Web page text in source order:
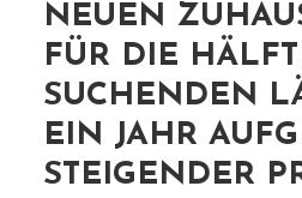
NEUEN
FÜR DIE
SUCHENDEN
EIN JAHR
STEIGENDER